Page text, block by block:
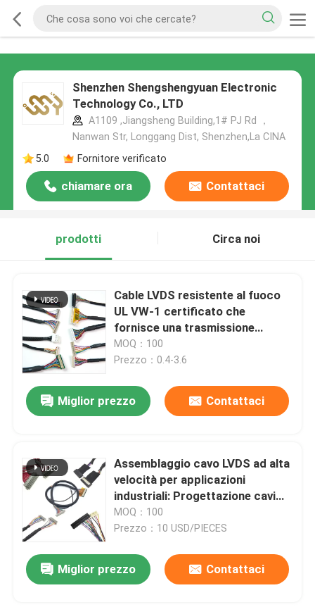
Shenzhen Shengshengyuan Electronic
Technology Co., LTD
A1109 ,Jiangsheng Building,1# PJ Rd ，
Nanwan Str, Longgang Dist, Shenzhen,La CINA
5.0
Fornitore verificato
chiamare ora Contattaci
prodotti Circa noi
Cable LVDS resistente al fuoco
UL VW-1 certificato che
fornisce una trasmissione
precisa del segnale
MOQ：100
Prezzo：0.4-3.6
Miglior prezzo Contattaci
Assemblaggio cavo LVDS ad alta
velocità per applicazioni
industriali: Progettazione cavi
personalizzati di precisione per
trasferimento dati ultraveloce,
robusta
MOQ：100
Prezzo：10 USD/PIECES
Miglior prezzo Contattaci